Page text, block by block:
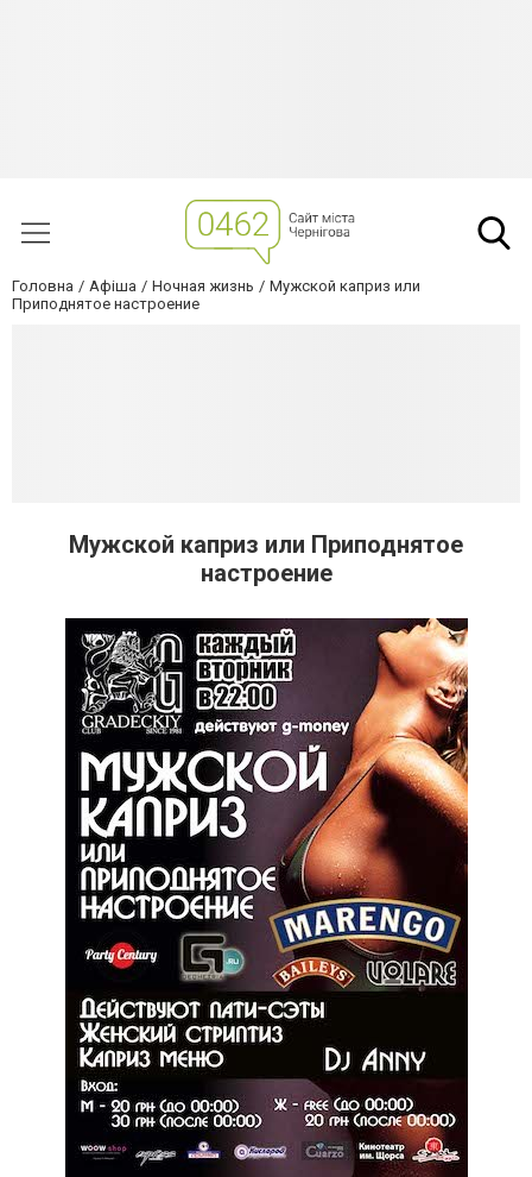
Головна Афіша Ночная жизнь
Мужской каприз или
Приподнятое настроение
Мужской каприз или Приподнятое
настроение